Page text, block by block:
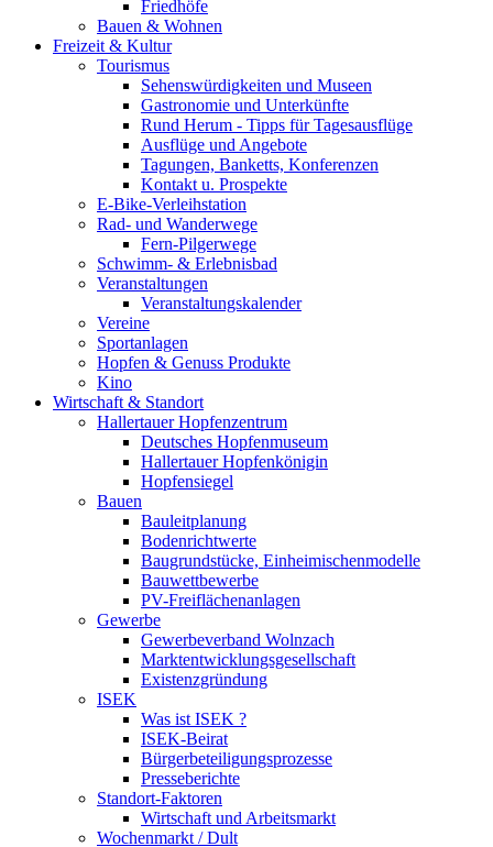
Friedhöfe
Bauen & Wohnen
Freizeit & Kultur
Tourismus
Sehenswürdigkeiten und Museen
Gastronomie und Unterkünfte
Rund Herum - Tipps für Tagesausflüge
Ausflüge und Angebote
Tagungen, Banketts, Konferenzen
Kontakt u. Prospekte
E-Bike-Verleihstation
Rad- und Wanderwege
Fern-Pilgerwege
Schwimm- & Erlebnisbad
Veranstaltungen
Veranstaltungskalender
Vereine
Sportanlagen
Hopfen & Genuss Produkte
Kino
Wirtschaft & Standort
Hallertauer Hopfenzentrum
Deutsches Hopfenmuseum
Hallertauer Hopfenkönigin
Hopfensiegel
Bauen
Bauleitplanung
Bodenrichtwerte
Baugrundstücke, Einheimischenmodelle
Bauwettbewerbe
PV-Freiflächenanlagen
Gewerbe
Gewerbeverband Wolnzach
Marktentwicklungsgesellschaft
Existenzgründung
ISEK
Was ist ISEK ?
ISEK-Beirat
Bürgerbeteiligungsprozesse
Presseberichte
Standort-Faktoren
Wirtschaft und Arbeitsmarkt
Wochenmarkt / Dult